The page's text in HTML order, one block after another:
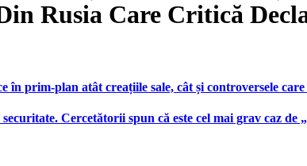
prim-plan atât creațiile sale, cât și controversele
Cercetătorii spun că este cel mai grav caz de
Rusia Care Critică